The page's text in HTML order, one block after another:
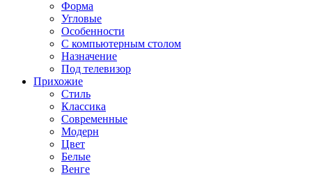
Форма
Угловые
Особенности
С компьютерным столом
Назначение
Под телевизор
Прихожие
Стиль
Классика
Современные
Модерн
Цвет
Белые
Венге